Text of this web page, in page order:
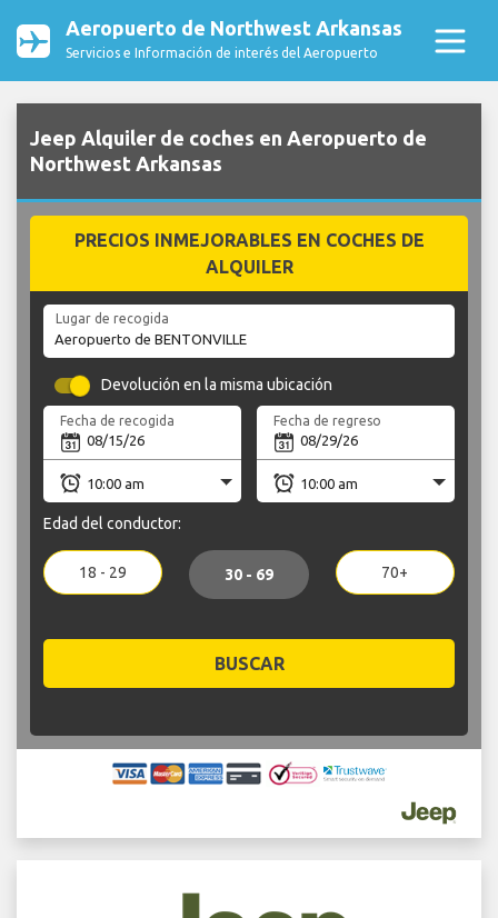
Aeropuerto de Northwest Arkansas
Servicios e Información de interés del Aeropuerto
Jeep Alquiler de coches en Aeropuerto de
Northwest Arkansas
PRECIOS INMEJORABLES EN COCHES DE
ALQUILER
Lugar de recogida
Devolución en la misma ubicación
Fecha de recogida Fecha de regreso
Edad del conductor:
18 - 29 30 - 69 70+
BUSCAR